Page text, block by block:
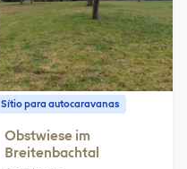
Sítio para autocaravanas
Obstwiese im
Breitenbachtal